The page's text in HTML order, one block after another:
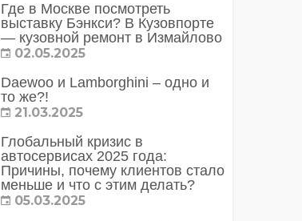
Где в Москве посмотреть
выставку Бэнкси? В Кузовпорте
— кузовной ремонт в Измайлово
02.05.2025
Daewoo и Lamborghini – одно и
то же?!
21.03.2025
Глобальный кризис в
автосервисах 2025 года:
Причины, почему клиентов стало
меньше и что с этим делать?
05.03.2025